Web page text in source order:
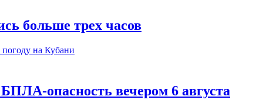
больше трех часов
опасность вечером 6 августа